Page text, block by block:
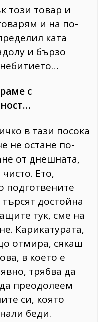
този товар и
и на по-
ката
и бързо
с
в тази посока
не остане по-
от днешната,
Ето,
подготвените
достойна
тук, сме на
Карикатурата,
отмира, сякаш
в което е
трябва да
преодолеем
си, която
беди.